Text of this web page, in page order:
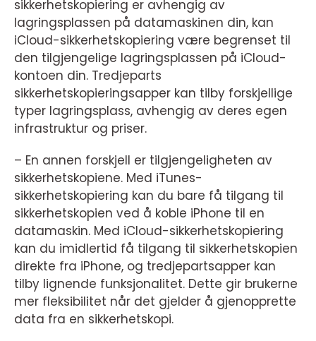
sikkerhetskopiering er avhengig av
lagringsplassen på datamaskinen din, kan
iCloud-sikkerhetskopiering være begrenset til
den tilgjengelige lagringsplassen på iCloud-
kontoen din. Tredjeparts
sikkerhetskopieringsapper kan tilby forskjellige
typer lagringsplass, avhengig av deres egen
infrastruktur og priser.
– En annen forskjell er tilgjengeligheten av
sikkerhetskopiene. Med iTunes-
sikkerhetskopiering kan du bare få tilgang til
sikkerhetskopien ved å koble iPhone til en
datamaskin. Med iCloud-sikkerhetskopiering
kan du imidlertid få tilgang til sikkerhetskopien
direkte fra iPhone, og tredjepartsapper kan
tilby lignende funksjonalitet. Dette gir brukerne
mer fleksibilitet når det gjelder å gjenopprette
data fra en sikkerhetskopi.